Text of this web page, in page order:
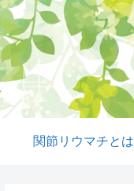
関節リウマチとは